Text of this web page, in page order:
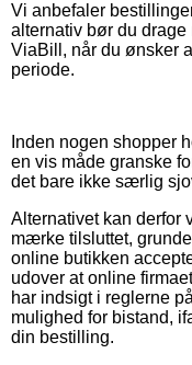
Vi anbefaler
alternativ bør du
ViaBill, når du ønsker
periode.
Inden nogen shopper
en vis måde granske
det bare ikke særlig
Alternativet kan derfor
mærke tilsluttet,
online butikken
udover at online
har indsigt i reglerne
mulighed for bistand,
din bestilling.